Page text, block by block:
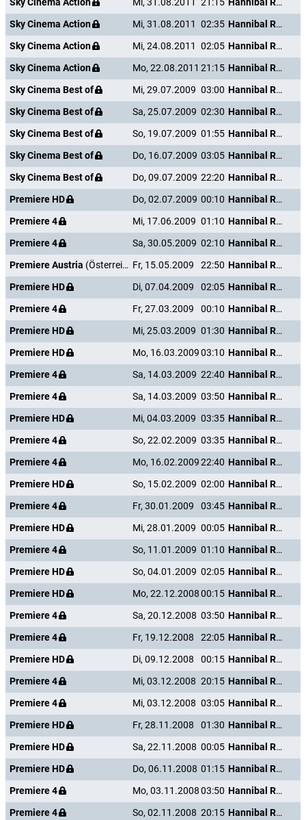
Sky Cinema Action Mi, 31.08.2011 21:15
Hannibal Rising - Wie alles begann
Sky Cinema Action
Mi, 31.08.2011 02:35
Hannibal Rising - Wie alles begann
Sky Cinema Action
Mi, 24.08.2011 02:05
Hannibal Rising - Wie alles begann
Sky Cinema Action
Mo, 22.08.2011 21:15
Hannibal Rising - Wie alles begann
Sky Cinema Best of
Mi, 29.07.2009 03:00
Hannibal Rising - Wie alles begann
Sky Cinema Best of
Sa, 25.07.2009 02:30
Hannibal Rising - Wie alles begann
Sky Cinema Best of
So, 19.07.2009 01:55
Hannibal Rising - Wie alles begann
Sky Cinema Best of
Do, 16.07.2009 03:05
Hannibal Rising - Wie alles begann
Sky Cinema Best of
Do, 09.07.2009 22:20
Hannibal Rising - Wie alles begann
Premiere HD
Do, 02.07.2009 00:10
Hannibal Rising - Wie alles begann
Premiere 4
Mi, 17.06.2009 01:10
Hannibal Rising - Wie alles begann
Premiere 4
Sa, 30.05.2009 02:10
Hannibal Rising - Wie alles begann
Premiere Austria (Österreich) Fr, 15.05.2009 22:50
Hannibal Rising - Wie alles begann
Premiere HD
Di, 07.04.2009 02:05
Hannibal Rising - Wie alles begann
Premiere 4
Fr, 27.03.2009 00:10
Hannibal Rising - Wie alles begann
Premiere HD
Mi, 25.03.2009 01:30
Hannibal Rising - Wie alles begann
Premiere HD
Mo, 16.03.200903:10
Hannibal Rising - Wie alles begann
Premiere 4
Sa, 14.03.2009 22:40
Hannibal Rising - Wie alles begann
Premiere 4
Sa, 14.03.2009 03:50
Hannibal Rising - Wie alles begann
Premiere HD
Mi, 04.03.2009 03:35
Hannibal Rising - Wie alles begann
Premiere 4
So, 22.02.2009 03:35
Hannibal Rising - Wie alles begann
Premiere 4
Mo, 16.02.200922:40
Hannibal Rising - Wie alles begann
Premiere HD
So, 15.02.2009 02:00
Hannibal Rising - Wie alles begann
Premiere 4
Fr, 30.01.2009 03:45
Hannibal Rising - Wie alles begann
Premiere HD
Mi, 28.01.2009 00:05
Hannibal Rising - Wie alles begann
Premiere 4
So, 11.01.2009 01:10
Hannibal Rising - Wie alles begann
Premiere HD
So, 04.01.2009 02:05
Hannibal Rising - Wie alles begann
Premiere HD
Mo, 22.12.200800:15
Hannibal Rising - Wie alles begann
Premiere 4
Sa, 20.12.2008 03:50
Hannibal Rising - Wie alles begann
Premiere 4
Fr, 19.12.2008 22:05
Hannibal Rising - Wie alles begann
Premiere HD
Di, 09.12.2008 00:15
Hannibal Rising - Wie alles begann
Premiere 4
Mi, 03.12.2008 20:15
Hannibal Rising - Wie alles begann
Premiere 4
Mi, 03.12.2008 03:05
Hannibal Rising - Wie alles begann
Premiere HD
Fr, 28.11.2008 01:30
Hannibal Rising - Wie alles begann
Premiere HD
Sa, 22.11.2008 00:05
Hannibal Rising - Wie alles begann
Premiere HD
Do, 06.11.2008 01:15
Hannibal Rising - Wie alles begann
Premiere 4
Mo, 03.11.200803:50
Hannibal Rising - Wie alles begann
Premiere 4
So, 02.11.2008 20:15
Hannibal Rising - Wie alles begann